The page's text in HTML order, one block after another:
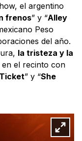
el argentino
frenos” y “Alley
Peso
del año.
la tristeza y la
en el recinto con
Ticket” y “She